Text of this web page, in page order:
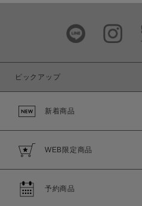
ピックアップ
新着商品
WEB限定商品
予約商品